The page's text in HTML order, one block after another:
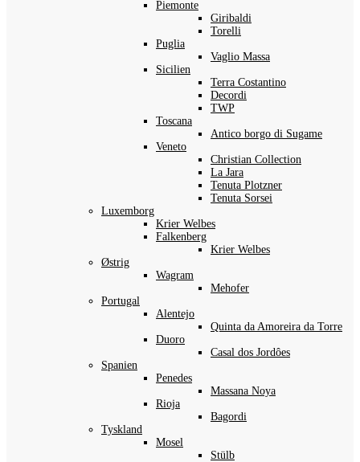
Piemonte
Giribaldi
Torelli
Puglia
Vaglio Massa
Sicilien
Terra Costantino
Decordi
TWP
Toscana
Antico borgo di Sugame
Veneto
Christian Collection
La Jara
Tenuta Plotzner
Tenuta Sorsei
Luxemborg
Krier Welbes
Falkenberg
Krier Welbes
Østrig
Wagram
Mehofer
Portugal
Alentejo
Quinta da Amoreira da Torre
Duoro
Casal dos Jordôes
Spanien
Penedes
Massana Noya
Rioja
Bagordi
Tyskland
Mosel
Stülb